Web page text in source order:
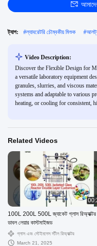
ট্যাগ: #ল্যাবরেটরি চৌম্বকীয় মিশুক #
Video Description:
Discover the Flexible Design for
a versatile laboratory equipment
granules, slurries, and viscous
systems and adaptable to various
heating, or cooling for consistent,
Related Videos
100L 200L 500L জ্যাকেট গ্লাস রিঅ্যাক্টর
ডাবল লেয়ার কাস্টমাইজড
গ্লাস এবং স্টেইনলেস স্টীল রিঅ্যাক্টর
March 21, 2025